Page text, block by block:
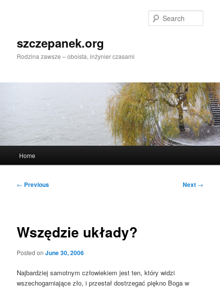
szczepanek.org
Rodzina zawsze – oboista, inżynier czasami
Home
Post
← Previous Next →
Wszędzie układy?
Posted onJune 30, 2006
Najbardziej samotnym człowiekiem jest ten, który widzi
wszechogarniające zło, i przestał dostrzegać piękno Boga w